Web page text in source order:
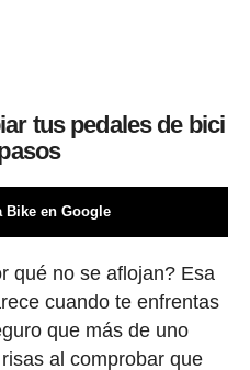
tus pedales de bici
Bike en Google
qué no se aflojan? Esa
cuando te enfrentas
que más de uno
al comprobar que